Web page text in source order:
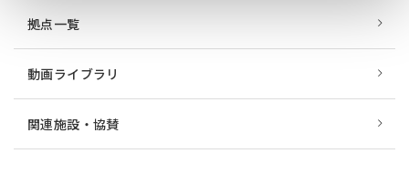
拠点一覧
動画ライブラリ
関連施設・協賛